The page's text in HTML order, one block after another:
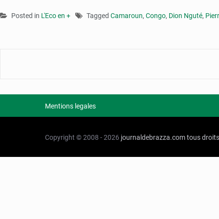
Posted in L'Eco en + Tagged Camaroun, Congo, Dion Nguté,
Mentions legales
Copyright © 2008 - 2026 journaldebrazza.comtous